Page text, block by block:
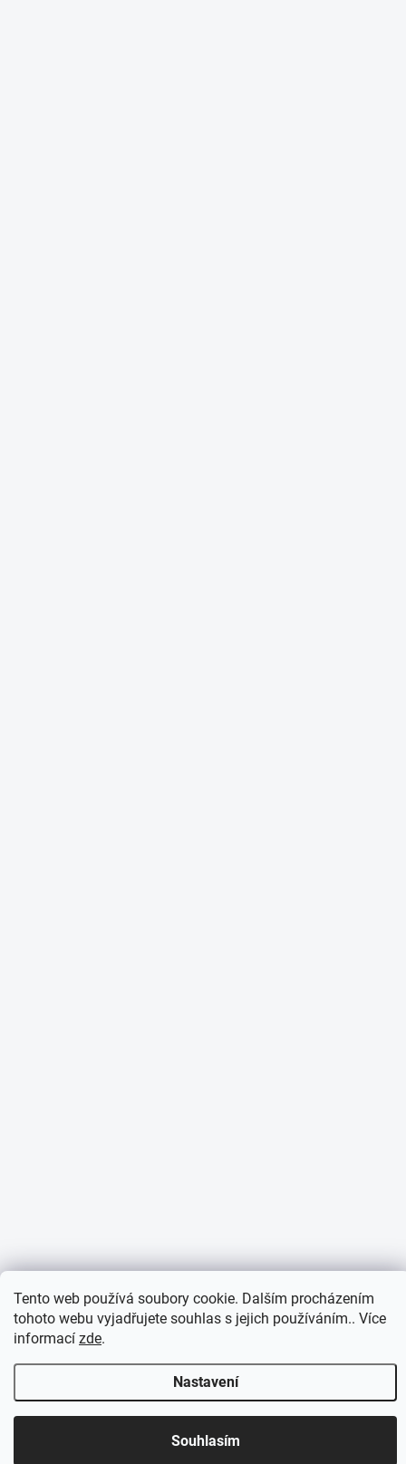
Tento web používá soubory cookie. Dalším procházením
tohoto webu vyjadřujete souhlas s jejich používáním.. Více
informací zde.
Nastavení
Souhlasím
Otevírací doba 7:30 - 16:00 hod